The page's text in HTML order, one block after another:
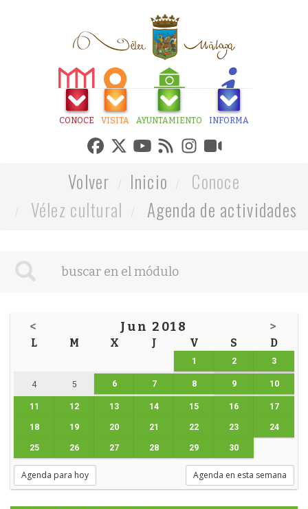
CONOCE VISITA AYUNTAMIENTO INFORMA
Volver Inicio
Conoce
Vélez cultural
Agenda de actividades
< Jun 2018 >
L M X J V S D
1 2 3
4 5 6 7 8 9 10
11 12 13 14 15 16 17
18 19 20 21 22 23 24
25 26 27 28 29 30
Agenda para hoy Agenda en esta semana